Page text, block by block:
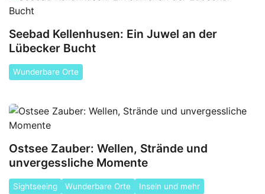
Seebad Kellenhusen: Ein Juwel an der
Lübecker Bucht
Wunderbare Orte
Ostsee Zauber: Wellen, Strände und
unvergessliche Momente
Sightseeing Wunderbare Orte Inseln und mehr